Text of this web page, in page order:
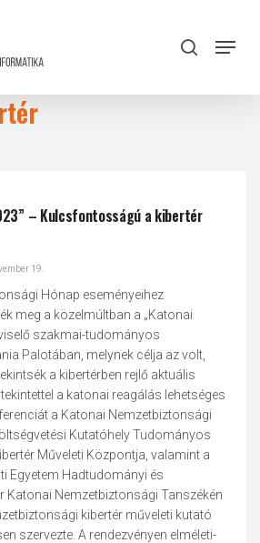
search
Menu
– Kulcsfontosságú a kibertér
19.
Hónap eseményeihez
meg a közelmúltban a „Katonai
szakmai-tudományos
Palotában, melynek célja az volt,
a kibertérben rejlő aktuális
a katonai reagálás lehetséges
a Katonai Nemzetbiztonsági
Kutatóhely Tudományos
Műveleti Központja, valamint a
Egyetem Hadtudományi és
Katonai Nemzetbiztonsági Tanszékén
kibertér műveleti kutató
szervezte. A rendezvényen elméleti-
Close